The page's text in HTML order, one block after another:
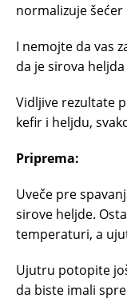
normalizuje
I nemojte da vas
da je sirova
Vidljive rezultate
kefir i heljdu,
Priprema:
Uveče pre
sirove heljde.
temperaturi, a
Ujutru potopite
da biste imali